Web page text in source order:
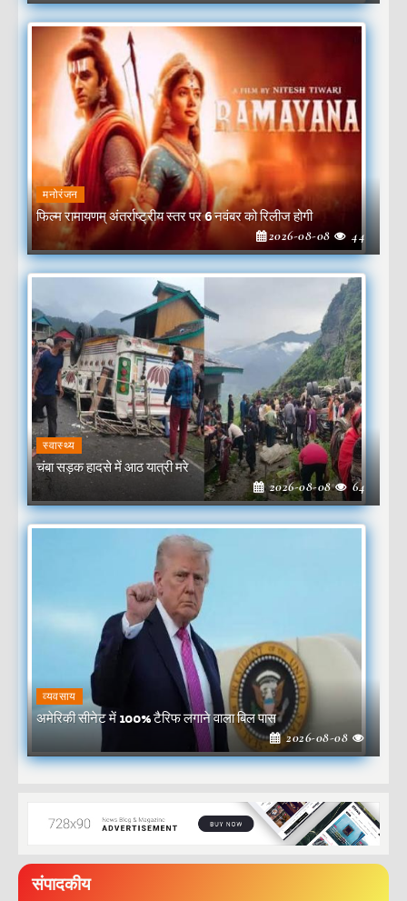
मनोरंजन
फिल्म रामायणम् अंतर्राष्ट्रीय स्तर पर 6 नवंबर को रिलीज होगी
2026-08-08
44
स्वास्थ्य
चंबा सड़क हादसे में आठ यात्री मरे
2026-08-08
64
व्यवसाय
अमेरिकी सीनेट में 100% टैरिफ लगाने वाला बिल पास
2026-08-08
संपादकीय